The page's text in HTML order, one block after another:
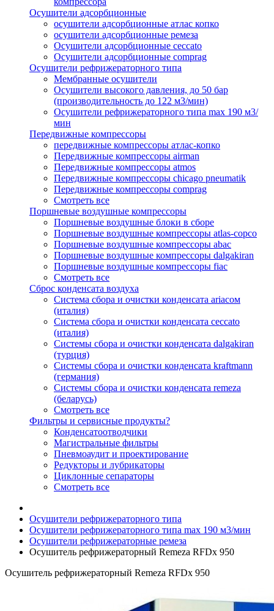
Осушители адсорбционные
осушители адсорбционные атлас копко
осушители адсорбционные ремеза
Осушители адсорбционные ceccato
Осушители адсорбционные comprag
Осушители рефрижераторного типа
Мембранные осушители
Осушители высокого давления, до 50 бар
(производительность до 122 м3/мин)
Осушители рефрижераторного типа max 190 м3/
мин
Передвижные компрессоры
передвижные компрессоры атлас-копко
Передвижные компрессоры airman
Передвижные компрессоры atmos
Передвижные компрессоры chicago pneumatik
Передвижные компрессоры comprag
Смотреть все
Поршневые воздушные компрессоры
Поршневые воздушные блоки в сборе
Поршневые воздушные компрессоры atlas-copco
Поршневые воздушные компрессоры abac
Поршневые воздушные компрессоры dalgakiran
Поршневые воздушные компрессоры fiac
Смотреть все
Сброс конденсата воздуха
Система сбора и очистки конденсата ariacом
(италия)
Система сбора и очистки конденсата ceccato
(италия)
Системы сбора и очистки конденсата dalgakiran
(турция)
Системы сбора и очистки конденсата kraftmann
(германия)
Системы сбора и очистки конденсата remeza
(беларусь)
Смотреть все
Фильтры и сервисные продукты?
Конденсатоотводчики
Магистральные фильтры
Пневмоаудит и проектирование
Редукторы и лубрикаторы
Циклонные сепараторы
Смотреть все
Осушители рефрижераторного типа
Осушители рефрижераторного типа max 190 м3/мин
Осушители рефрижераторные ремеза
Осушитель рефрижераторный Remeza RFDx 950
Осушитель рефрижераторный Remeza RFDx 950